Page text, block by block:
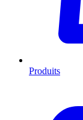
Produits